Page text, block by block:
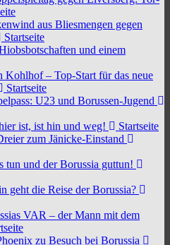
aus Bliesmengen gegen
Startseite
und einem
Kohlhof – Top-Start für das neue
Startseite
U23 und Borussen-Jugend
ist, ist hin und weg!
Startseite
zum Jänicke-Einstand
tun und der Borussia guttun!
geht die Reise der Borussia?
VAR – der Mann mit dem
zu Besuch bei Borussia